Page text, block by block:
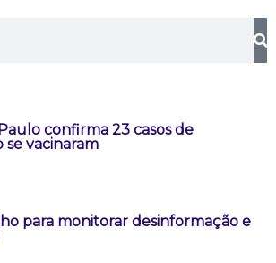
confirma 23 casos de
se vacinaram
para monitorar desinformação e